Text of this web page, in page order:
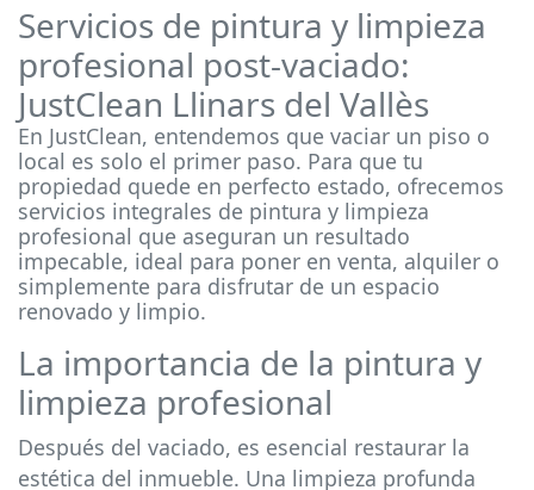
Servicios de pintura y limpieza
profesional post-vaciado:
JustClean Llinars del Vallès
En JustClean, entendemos que vaciar un piso o
local es solo el primer paso. Para que tu
propiedad quede en perfecto estado, ofrecemos
servicios integrales de pintura y limpieza
profesional que aseguran un resultado
impecable, ideal para poner en venta, alquiler o
simplemente para disfrutar de un espacio
renovado y limpio.
La importancia de la pintura y
limpieza profesional
Después del vaciado, es esencial restaurar la
estética del inmueble. Una limpieza profunda